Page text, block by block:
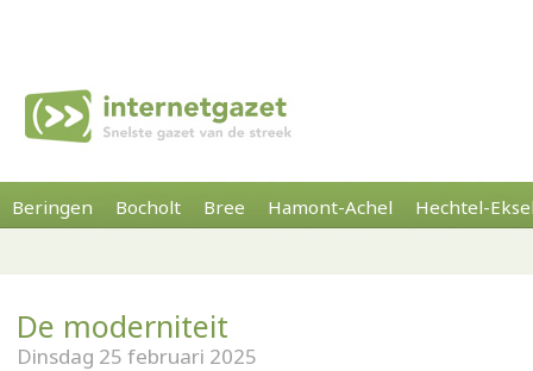
Beringen Bocholt Bree Hamont-Achel Hechtel-
De moderniteit
Dinsdag 25 februari 2025